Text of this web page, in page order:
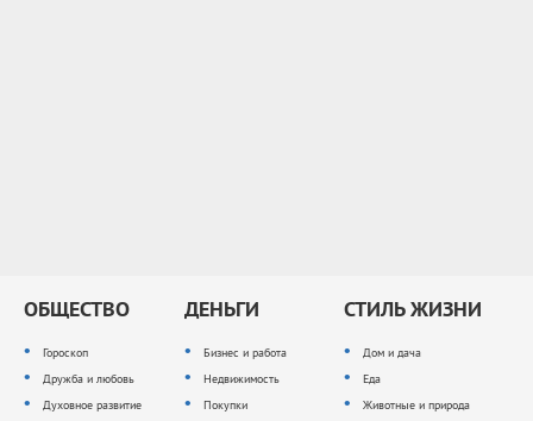
ОБЩЕСТВО
Гороскоп
Дружба и любовь
Духовное развитие
ДЕНЬГИ
Бизнес и работа
Недвижимость
Покупки
СТИЛЬ ЖИЗНИ
Дом и дача
Еда
Животные и природа